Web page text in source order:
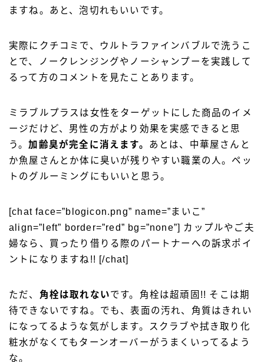
ますね。あと、泡切れもいいです。
実際にクチコミで、ウルトラファインバブルで洗うこ
とで、ノークレンジングやノーシャンプーを実践して
るって方のコメントを見たことあります。
ミラブルプラスは女性をターゲットにした商品のイメ
ージだけど、 男性の方がより効果を実感できると思
う。加齢臭が完全に消えます。 あとは、中華屋さんと
か魚屋さんとか体に臭いが残りやすい職業の人。ペッ
トのグルーミングにもいいと思う。
[chat face=”blogicon.png” name=”まいこ”
align=”left” border=”red” bg=”none”] カップルやご夫
婦なら、買ったり借りる際のパートナーへの訴求ポイ
ントになりますね!! [/chat]
ただ、 角栓は取れないです。角栓は超頑固!! そこは期
待できないですね。でも、表面の汚れ、角質はきれい
になってるような気がします。スクラブや拭き取り化
粧水がなくてもターンオーバーがうまくいってるよう
な。